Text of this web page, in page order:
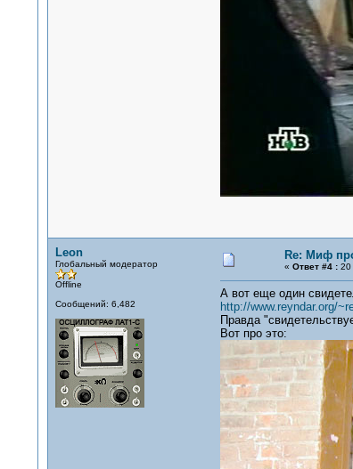
Leon
Глобальный модератор
Offline
Сообщений: 6,482
Re: Миф
« Ответ #4 :20
А вот еще один
http://www.reyndar.org/
Правда
Вот про это: